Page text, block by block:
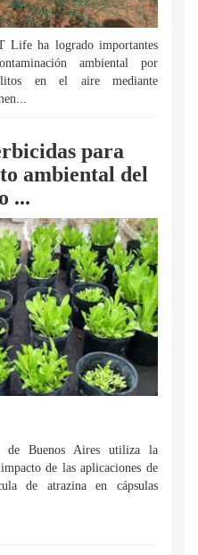
Life ha logrado importantes
ambiental por
en el aire mediante
para
ambiental del
...
de Buenos Aires utiliza la
de las aplicaciones de
de atrazina en cápsulas